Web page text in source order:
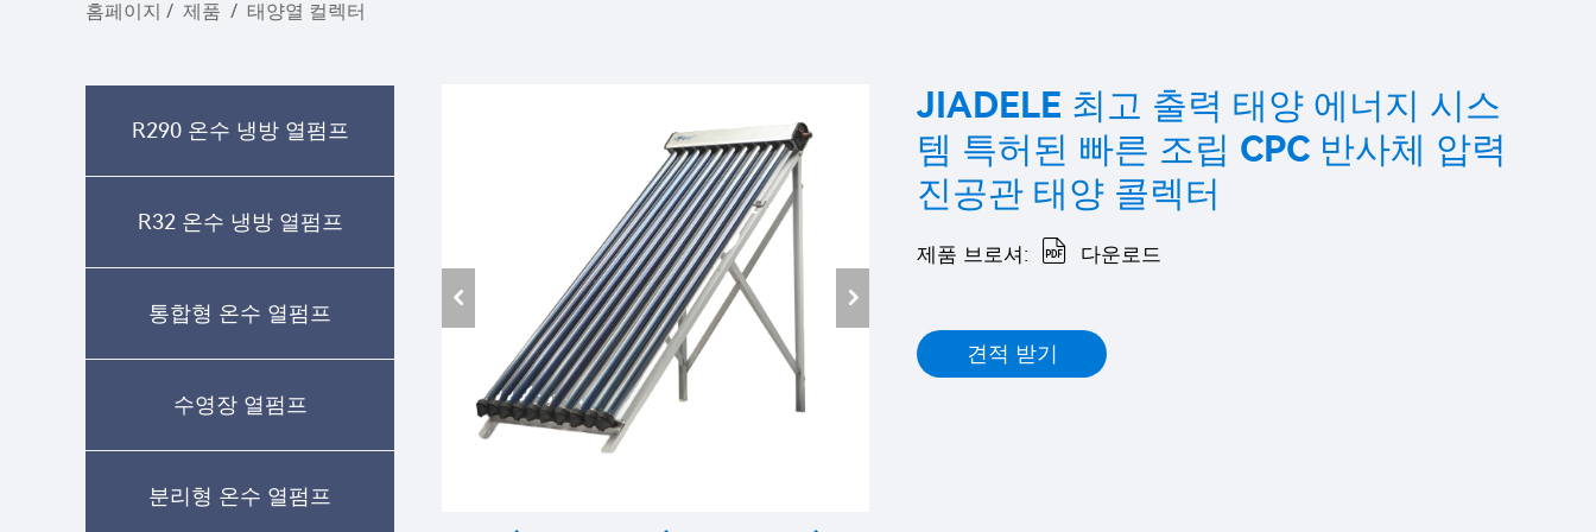
홈페이지 / 제품 / 태양열 컬렉터
R290 온수 냉방 열펌프
R32 온수 냉방 열펌프
통합형 온수 열펌프
수영장 열펌프
분리형 온수 열펌프
JIADELE 최고 출력 태양 에너지 시스
템 특허된 빠른 조립 CPC 반사체 압력
진공관 태양 콜렉터
제품 브로셔: 다운로드
견적 받기